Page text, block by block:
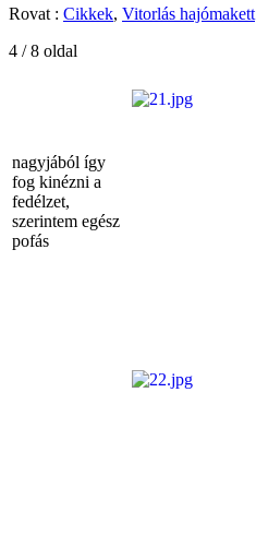
Rovat : Cikkek, Vitorlás hajómakett
4 / 8 oldal
nagyjából így
fog kinézni a
fedélzet,
szerintem egész
pofás